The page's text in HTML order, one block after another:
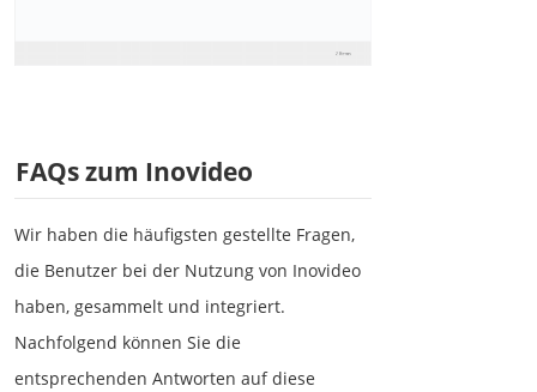
FAQs zum Inovideo
Wir haben die häufigsten gestellte Fragen,
die Benutzer bei der Nutzung von Inovideo
haben, gesammelt und integriert.
Nachfolgend können Sie die
entsprechenden Antworten auf diese